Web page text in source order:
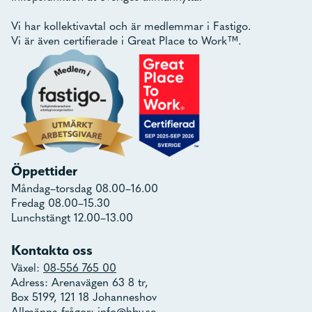
Vi har kollektivavtal och är medlemmar i Fastigo.
Vi är även certifierade i Great Place to Work™.
Öppettider
Måndag–torsdag 08.00–16.00
Fredag 08.00–15.30
Lunchstängt 12.00–13.00
Kontakta oss
Växel: 08-556 765 00
Adress: Arenavägen 63 8 tr,
Box 5199, 121 18 Johanneshov